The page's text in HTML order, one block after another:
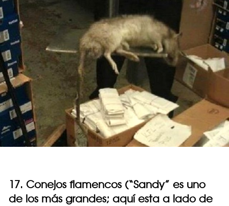
17. Conejos flamencos (“Sandy” es uno
de los más grandes; aquí esta a lado de